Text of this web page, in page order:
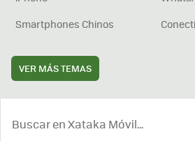
Smartphones Chinos
VER MÁS TEMAS